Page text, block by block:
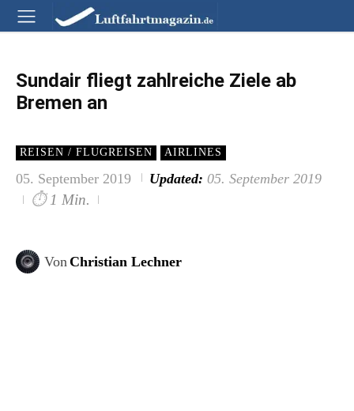
Sundair fliegt zahlreiche Ziele ab
Bremen an
REISEN / FLUGREISEN AIRLINES
05. September 2019 Updated: 05. September 2019
⏱ 1 Min.
Von Christian Lechner